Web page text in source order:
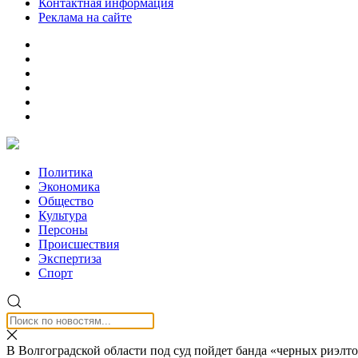
Контактная информация
Реклама на сайте
Политика
Экономика
Общество
Культура
Персоны
Происшествия
Экспертиза
Спорт
В Волгоградской области под суд пойдет банда «черных